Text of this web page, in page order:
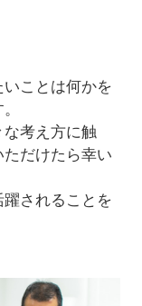
ことは何かを
考え方に触
だけたら幸い
されることを